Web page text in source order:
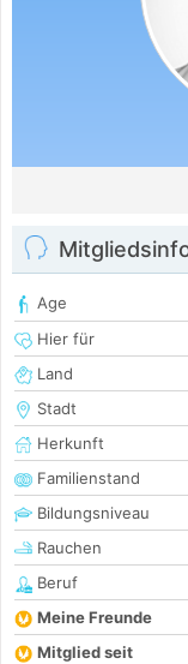
Age
Hier für
Land
Stadt
Herkunft
Familienstand
Bildungsniveau
Rauchen
Beruf
Meine Freunde
Mitglied seit